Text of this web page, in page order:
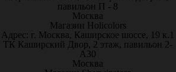
павильон П - 8
Москва
Магазин Holicolors
Адрес: г. Москва, Каширское шоссе, 19 к.1
ТК Каширский Двор, 2 этаж, павильон 2-
А30
Москва